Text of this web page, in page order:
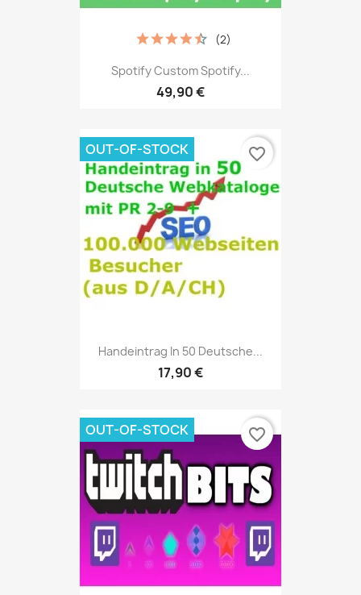
Spotify Custom Spotify...
49,90 €
(2)
Handeintrag In 50 Deutsche...
17,90 €
OUT-OF-STOCK favorite_border
OUT-OF-STOCK favorite_border